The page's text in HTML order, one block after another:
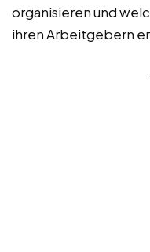
organisieren und
ihren Arbeitgebern